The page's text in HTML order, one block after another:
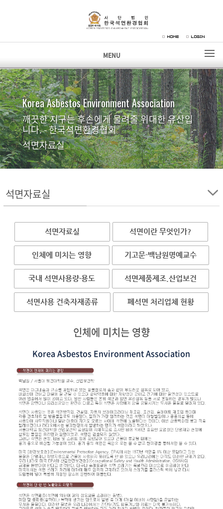
MENU
Korea Asbestos Environment Association
깨끗한 지구는 후손에게 물려줄 위대한 유산입
니다. - 한국석면환경협회
석면자료실
석면자료실
석면자료실 석면이란 무엇인가?
인체에 미치는 영향 기고문-백남원명예교수
국내 석면사용량·용도 석면제품제조.산업보건
석면사용 건축자재종류 폐석면 처리업체 현황
인체에 미치는 영향
Korea Asbestos Environment Association